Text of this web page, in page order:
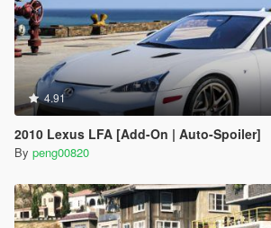
4.91
2010 Lexus LFA [Add-On | Auto-Spoiler]
By peng00820